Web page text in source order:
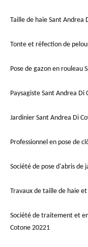
Taille de haie Sant Andrea
Tonte et réfection de
Pose de gazon en rouleau
Paysagiste Sant Andrea Di
Jardinier Sant Andrea Di
Professionnel en pose de
Société de pose d'abris de
Travaux de taille de haie
Société de traitement et
Cotone 20221